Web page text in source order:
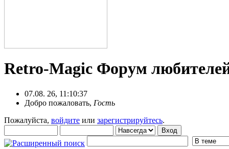
Retro-Magic Форум
07.08. 26, 11:10:37
Добро пожаловать, Гость
Пожалуйста, войдите или зарегистрируйтесь.